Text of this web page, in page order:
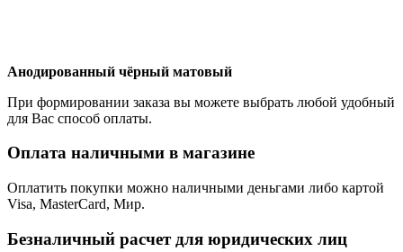
Анодированный чёрный матовый
При формировании заказа вы можете выбрать любой удобный
для Вас способ оплаты.
Оплата наличными в магазине
Оплатить покупки можно наличными деньгами либо картой
Visa, MasterCard, Мир.
Безналичный расчет для юридических лиц